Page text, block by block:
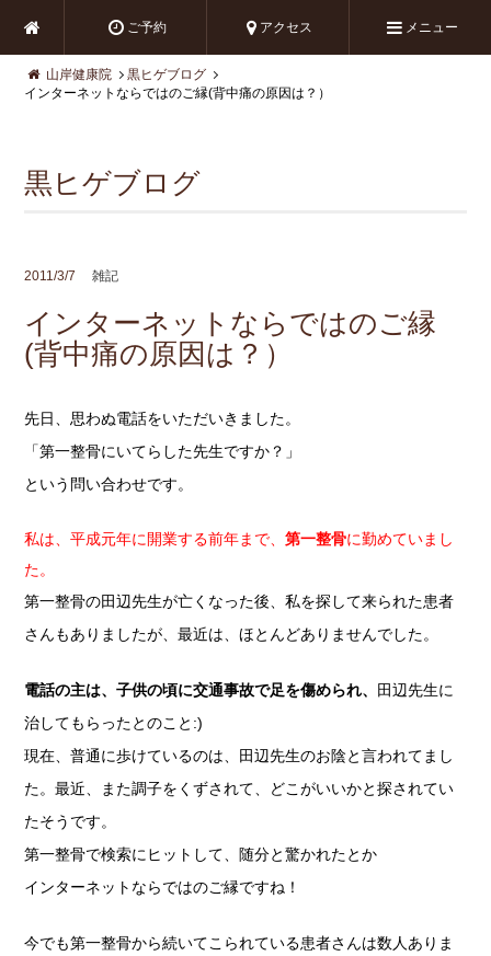
ご予約 アクセス メニュー
山岸健康院
黒ヒゲブログ
インターネットならではのご縁(背中痛の原因は？）
黒ヒゲブログ
2011/3/7 雑記
インターネットならではのご縁
(背中痛の原因は？）
先日、思わぬ電話をいただいきました。
「第一整骨にいてらした先生ですか？」
という問い合わせです。
私は、平成元年に開業する前年まで、第一整骨に勤めていまし
た。
第一整骨の田辺先生が亡くなった後、私を探して来られた患者
さんもありましたが、最近は、ほとんどありませんでした。
電話の主は、子供の頃に交通事故で足を傷められ、 田辺先生に
治してもらったとのこと:)
現在、普通に歩けているのは、田辺先生のお陰と言われてまし
た。最近、また調子をくずされて、どこがいいかと探されてい
たそうです。
第一整骨で検索にヒットして、随分と驚かれたとか
インターネットならではのご縁ですね！
今でも第一整骨から続いてこられている患者さんは数人ありま